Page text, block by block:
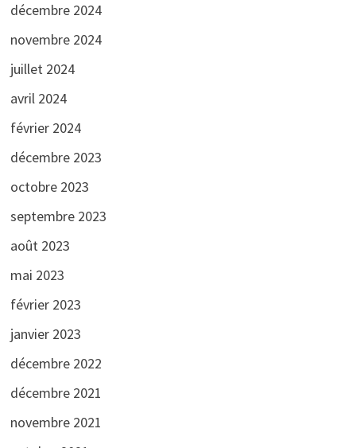
décembre 2024
novembre 2024
juillet 2024
avril 2024
février 2024
décembre 2023
octobre 2023
septembre 2023
août 2023
mai 2023
février 2023
janvier 2023
décembre 2022
décembre 2021
novembre 2021